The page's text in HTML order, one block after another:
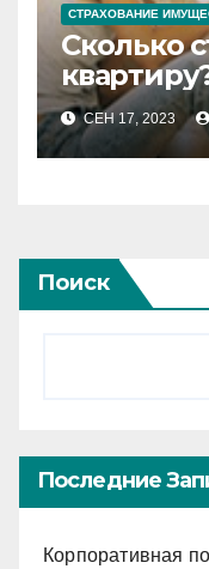
СТРАХОВАНИЕ
Сколько
СЕН 17, 2023
Поиск
Последние
Корпоративная